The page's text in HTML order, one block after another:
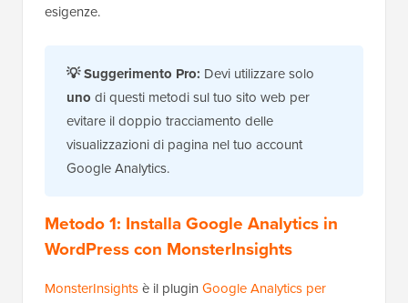
esigenze.
💡 Suggerimento Pro: Devi utilizzare solo
uno di questi metodi sul tuo sito web per
evitare il doppio tracciamento delle
visualizzazioni di pagina nel tuo account
Google Analytics.
Metodo 1: Installa Google Analytics in
WordPress con MonsterInsights
MonsterInsightsè il plugin Google Analytics per